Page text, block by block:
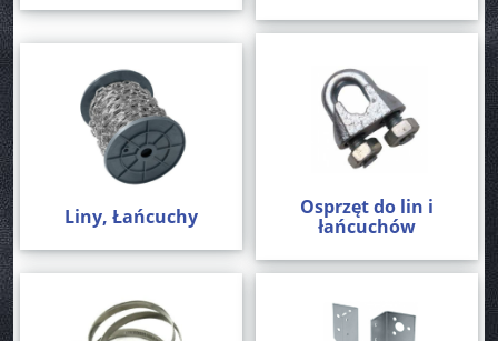
Liny, Łańcuchy
Osprzęt do lin i
łańcuchów